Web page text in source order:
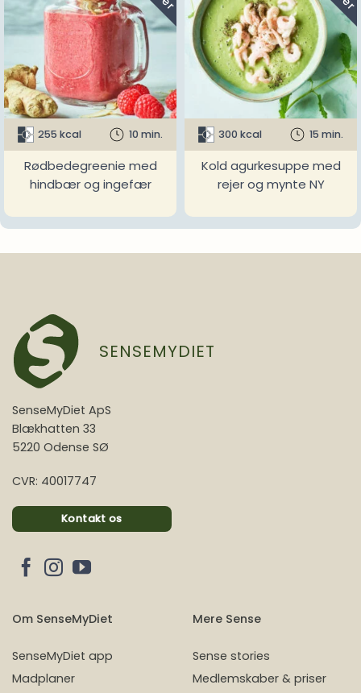
255 kcal 10 min.
Rødbedegreenie med
hindbær og ingefær
300 kcal 15 min.
Kold agurkesuppe med
rejer og mynte NY
SENSEMYDIET
SenseMyDiet ApS
Blækhatten 33
5220 Odense SØ
CVR: 40017747
Kontakt os
Om SenseMyDiet
SenseMyDiet app
Madplaner
Mere Sense
Sense stories
Medlemskaber & priser